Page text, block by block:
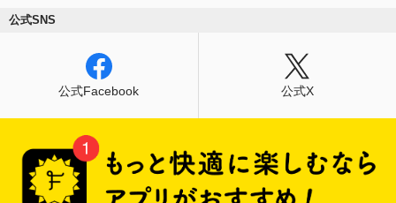
公式SNS
公式Facebook 公式X